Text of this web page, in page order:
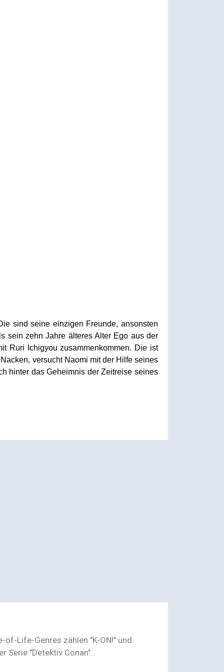
sind seine einzigen Freunde, ansonsten
sein zehn Jahre älteres Alter Ego aus der
Ruri Ichigyou zusammenkommen. Die ist
versucht Naomi mit der Hilfe seines
hinter das Geheimnis der Zeitreise seines
Life-Genres zählen "K-ON!" und
Serie "Detektiv Conan".